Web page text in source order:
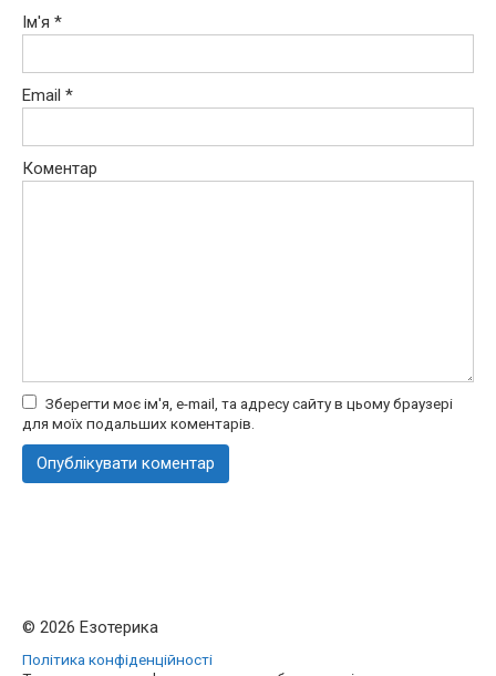
Ім'я *
Email *
Коментар
Зберегти моє ім'я, e-mail, та адресу сайту в цьому браузері
для моїх подальших коментарів.
© 2026 Езотерика
Політика конфіденційності